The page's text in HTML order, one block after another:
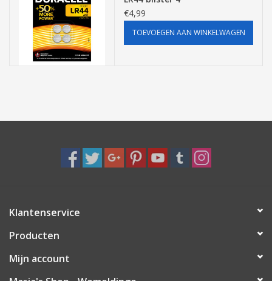
€4,99
TOEVOEGEN AAN WINKELWAGEN
Klantenservice
Producten
Mijn account